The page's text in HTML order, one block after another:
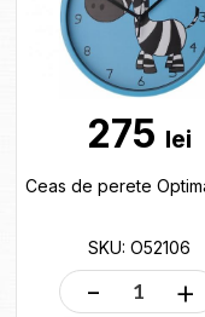
275 lei
SKU: O52106
- +